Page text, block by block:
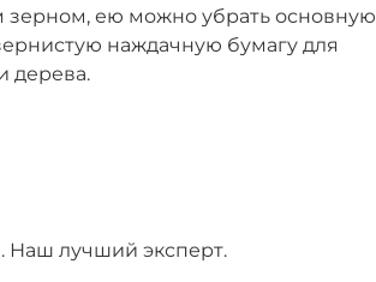
зерном, ею можно убрать основную
наждачную бумагу для
дерева.
Наш лучший эксперт.